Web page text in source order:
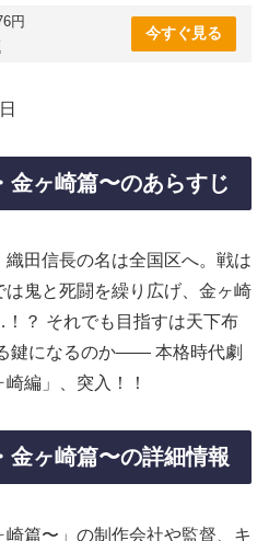
円
今すぐ見る
金ヶ崎篇〜のあらすじ
田信長の名は全国区へ。戦は
鬼と死闘を繰り広げ、金ヶ崎
？ それでも目指すは天下布
鍵になるのか―― 本格時代劇
編」、突入！！
金ヶ崎篇〜の詳細情報
崎篇〜」の制作会社や監督、キ